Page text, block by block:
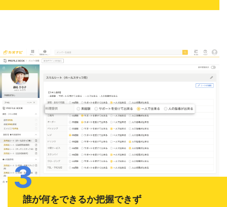
誰が何をできるか把握できず